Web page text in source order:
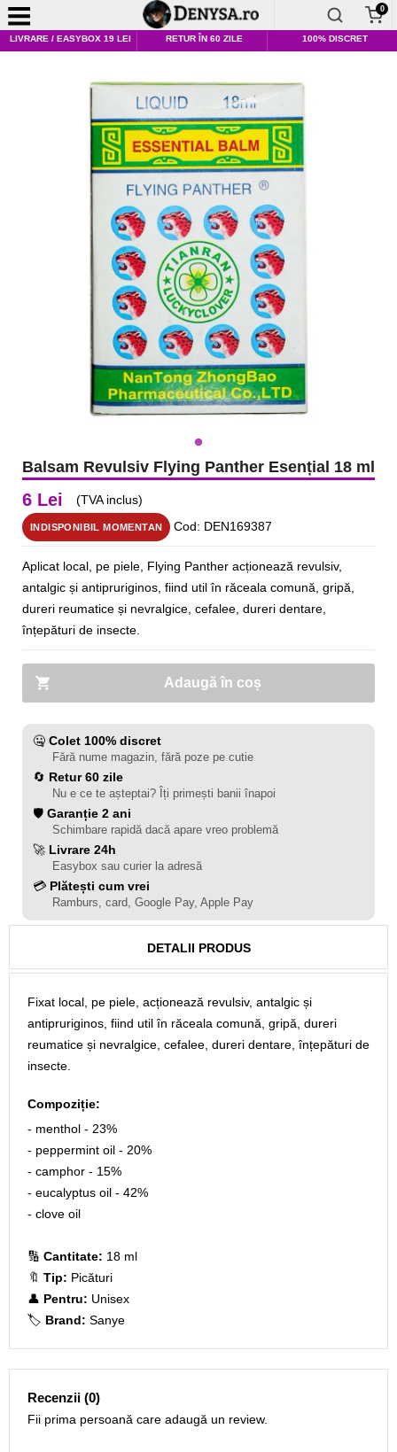
0
LIVRARE / EASYBOX 19 LEI RETUR ÎN 60 ZILE 100% DISCRET
Balsam Revulsiv Flying Panther Esențial 18 ml
6 Lei (TVA inclus)
INDISPONIBIL MOMENTAN Cod: DEN169387
Aplicat local, pe piele, Flying Panther acționează revulsiv,
antalgic și antipruriginos, fiind util în răceala comună, gripă,
dureri reumatice și nevralgice, cefalee, dureri dentare,
înțepături de insecte.
Adaugă în coș
🤐 Colet 100% discret
Fără nume magazin, fără poze pe cutie
🔄 Retur 60 zile
Nu e ce te așteptai? Îți primești banii înapoi
🛡️ Garanție 2 ani
Schimbare rapidă dacă apare vreo problemă
🚀 Livrare 24h
Easybox sau curier la adresă
💳 Plătești cum vrei
Ramburs, card, Google Pay, Apple Pay
DETALII PRODUS
Fixat local, pe piele, acționează revulsiv, antalgic și
antipruriginos, fiind util în răceala comună, gripă, dureri
reumatice și nevralgice, cefalee, dureri dentare, înțepături de
insecte.
Compoziție:
- menthol - 23%
- peppermint oil - 20%
- camphor - 15%
- eucalyptus oil - 42%
- clove oil
🔢 Cantitate: 18 ml
🔖 Tip: Picături
👤 Pentru: Unisex
🏷️ Brand: Sanye
Recenzii (0)
Fii prima persoană care adaugă un review.